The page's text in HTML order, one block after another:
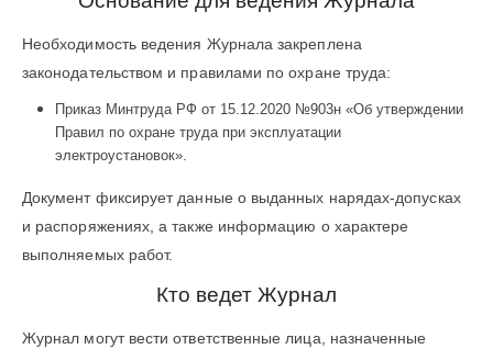
Необходимость ведения Журнала закреплена
законодательством и правилами по охране труда:
Приказ Минтруда РФ от 15.12.2020 №903н «Об утверждении
Правил по охране труда при эксплуатации
электроустановок».
Документ фиксирует данные о выданных нарядах-допусках
и распоряжениях, а также информацию о характере
выполняемых работ.
Кто ведет Журнал
Журнал могут вести ответственные лица, назначенные